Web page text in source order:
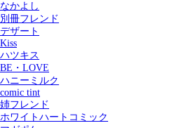
なかよし
別冊フレンド
デザート
Kiss
ハツキス
BE・LOVE
ハニーミルク
comic tint
姉フレンド
ホワイトハートコミック